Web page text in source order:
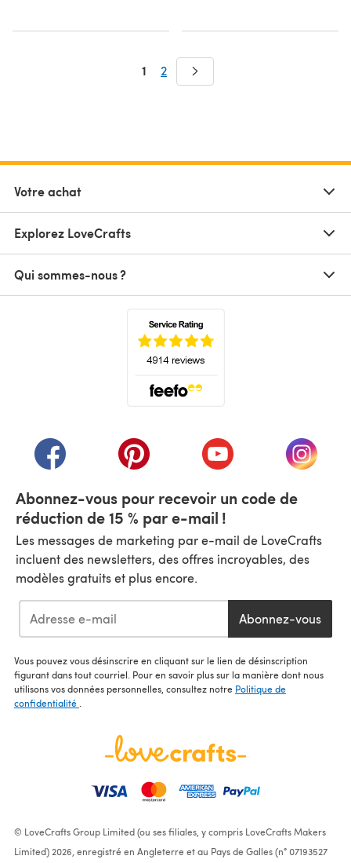
1 2
Votre achat
Explorez LoveCrafts
Qui sommes-nous ?
(s'ouvre dans un nouvel onglet)
(s'ouvre dans un nouvel onglet)
(s'ouvre dans un(s'ouvre
Abonnez-vous pour recevoir un code de
réduction de 15 % par e-mail !
Les messages de marketing par e-mail de LoveCrafts
incluent des newsletters, des offres incroyables, des
modèles gratuits et plus encore.
Abonnez-vous
Vous pouvez vous désinscrire en cliquant sur le lien de désinscription
figurant dans tout courriel. Pour en savoir plus sur la manière dont nous
utilisons vos données personnelles, consultez notre Politique de
confidentialité .
© LoveCrafts Group Limited (ou ses filiales, y compris LoveCrafts Makers
Limited) 2026, enregistré en Angleterre et au Pays de Galles (n° 07193527